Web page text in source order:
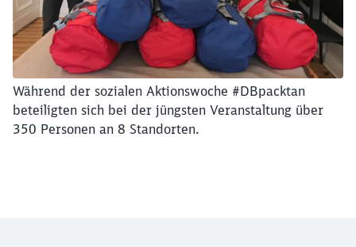
Während der sozialen Aktionswoche #DBpacktan
beteiligten sich bei der jüngsten Veranstaltung über
350 Personen an 8 Standorten.